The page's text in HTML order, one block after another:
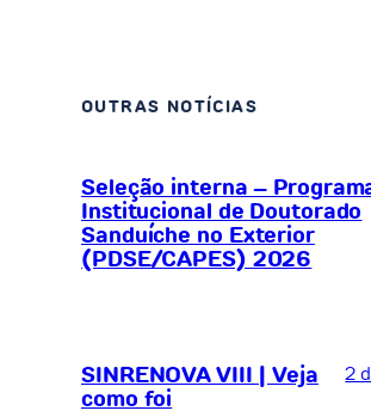
OUTRAS NOTÍCIAS
Seleção interna –
Institucional de Doutorado
Sanduíche no Exterior
(PDSE/CAPES) 2026
SINRENOVA VIII | Veja
como foi
2